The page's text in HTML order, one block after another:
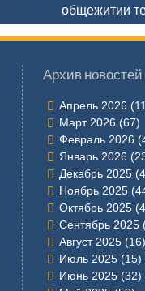
общежитии
Архив новостей
Апрель 2026
Март 2026 (67)
Февраль 2026
Январь 2026
Декабрь 2025
Ноябрь 2025
Октябрь 2025
Сентябрь 2025
Август 2025 (16)
Июль 2025 (15)
Июнь 2025 (32)